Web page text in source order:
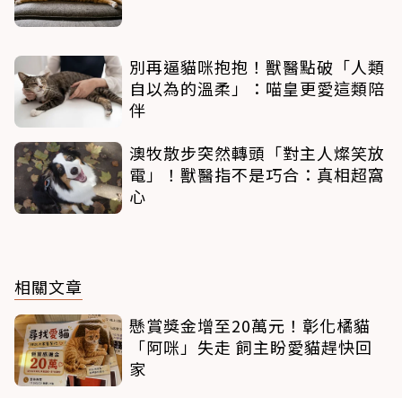
別再逼貓咪抱抱！獸醫點破「人類
自以為的溫柔」：喵皇更愛這類陪
伴
澳牧散步突然轉頭「對主人燦笑放
電」！獸醫指不是巧合：真相超窩
心
相關文章
懸賞獎金增至20萬元！彰化橘貓
「阿咪」失走 飼主盼愛貓趕快回
家